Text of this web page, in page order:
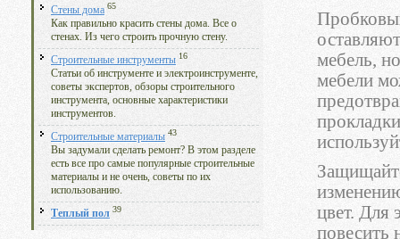
Стены дома 65
Как правильно красить стены дома. Все о
стенах. Из чего строить прочную стену.
Строительные инструменты 16
Статьи об инструменте и электроинструменте,
советы экспертов, обзоры строительного
инструмента, основные характеристики
инструментов.
Строительные материалы 43
Вы задумали сделать ремонт? В этом разделе
есть все про самые популярные строительные
материалы и не очень, советы по их
использованию.
Теплый пол 39
мебель,
мебели
цвет. Для
повесить